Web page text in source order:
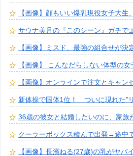
【画像】顔もいい爆乳現役女子大生
サウナ美月の『このシーン』ガチで
【画像】ミスド、最強の組合せが決
【画像】 こんなだらしない体型の女
【画像】オンラインで注文とキャン
新体操で国体1位！ ついに現れた”
36歳の彼女と結婚したいのに、家族
クーラーボックス積んで出発→途中
【画像】長濱ねる(27歳)の乳がヤバ